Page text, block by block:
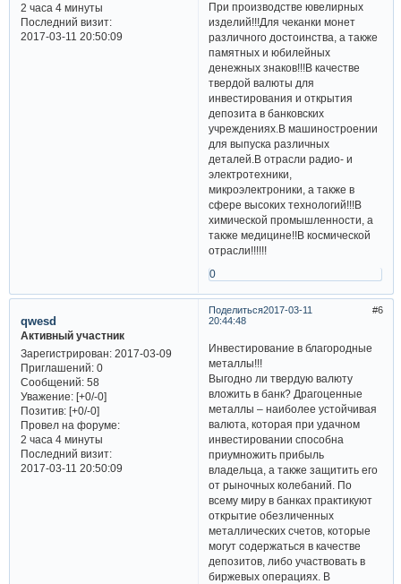
2 часа 4 минуты
Последний визит:
2017-03-11 20:50:09
При производстве ювелирных
изделий!!!Для чеканки монет
различного достоинства, а также
памятных и юбилейных
денежных знаков!!!В качестве
твердой валюты для
инвестирования и открытия
депозита в банковских
учреждениях.В машиностроении
для выпуска различных
деталей.В отрасли радио- и
электротехники,
микроэлектроники, а также в
сфере высоких технологий!!!В
химической промышленности, а
также медицине!!В космической
отрасли!!!!!!
0
Поделиться 6
2017-03-11
20:44:48
qwesd
Активный участник
Зарегистрирован: 2017-03-09
Приглашений:0
Сообщений:58
Уважение: [+0/-0]
Позитив: [+0/-0]
Провел на форуме:
2 часа 4 минуты
Последний визит:
2017-03-11 20:50:09
Инвестирование в благородные
металлы!!!
Выгодно ли твердую валюту
вложить в банк? Драгоценные
металлы – наиболее устойчивая
валюта, которая при удачном
инвестировании способна
приумножить прибыль
владельца, а также защитить его
от рыночных колебаний. По
всему миру в банках практикуют
открытие обезличенных
металлических счетов, которые
могут содержаться в качестве
депозитов, либо участвовать в
биржевых операциях. В